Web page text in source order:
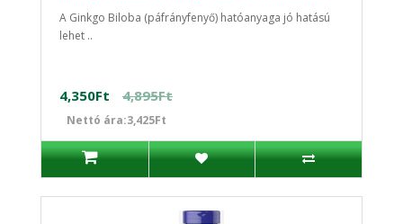
A Ginkgo Biloba (páfrányfenyő) hatóanyaga jó hatású
lehet ..
4,350Ft 4,895Ft
Nettó ára:3,425Ft